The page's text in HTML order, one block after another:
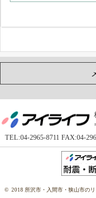
TEL:04-2965-8711 FAX:04-
© 2018 所沢市・入間市・狭山市の